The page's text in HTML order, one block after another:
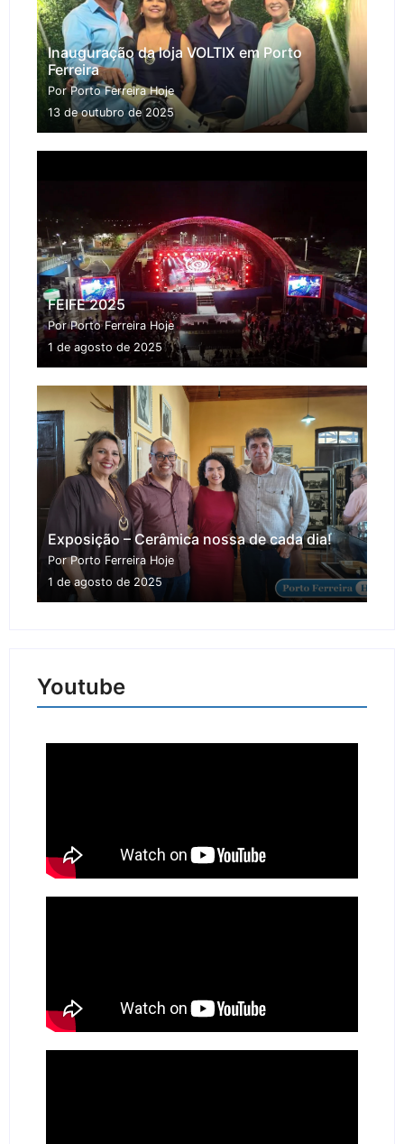
Inauguração da loja VOLTIX em Porto
Ferreira
Por Porto Ferreira Hoje
13 de outubro de 2025
FEIFE 2025
Por Porto Ferreira Hoje
1 de agosto de 2025
Exposição – Cerâmica nossa de cada dia!
Por Porto Ferreira Hoje
1 de agosto de 2025
Youtube